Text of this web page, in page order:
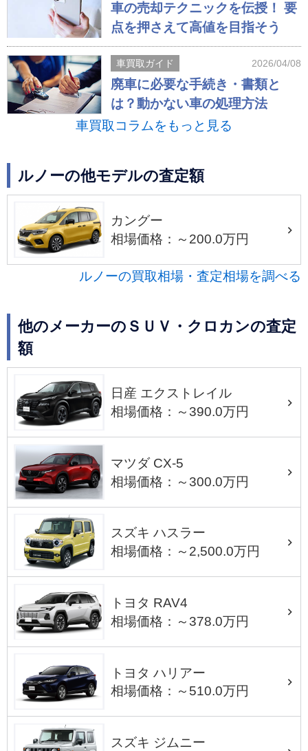
車の売却テクニックを伝授！ 要
点を押さえて高値を目指そう
車買取ガイド 2026/04/08
廃車に必要な手続き・書類と
は？動かない車の処理方法
車買取コラムをもっと見る
ルノーの他モデルの査定額
カングー
相場価格：～200.0万円
ルノーの買取相場・査定相場を調べる
他のメーカーのＳＵＶ・クロカンの査定
額
日産 エクストレイル
相場価格：～390.0万円
マツダ CX-5
相場価格：～300.0万円
スズキ ハスラー
相場価格：～2,500.0万円
トヨタ RAV4
相場価格：～378.0万円
トヨタ ハリアー
相場価格：～510.0万円
スズキ ジムニー